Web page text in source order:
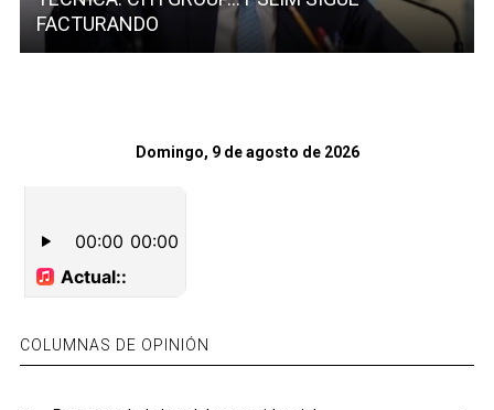
FACTURANDO
Domingo, 9 de agosto de 2026
COLUMNAS DE OPINIÓN